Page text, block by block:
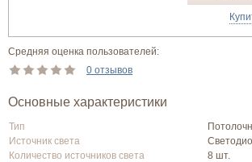
Средняя оценка пользователей:
0 отзывов
Основные характеристики
Тип
Источник света
Количество источников света
8 шт.